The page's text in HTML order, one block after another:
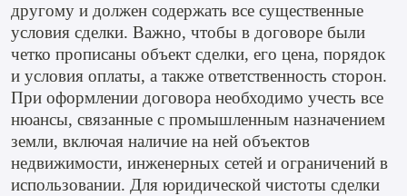
другому и должен содержать все существенные
условия сделки. Важно, чтобы в договоре были
четко прописаны объект сделки, его цена, порядок
и условия оплаты, а также ответственность сторон.
При оформлении договора необходимо учесть все
нюансы, связанные с промышленным назначением
земли, включая наличие на ней объектов
недвижимости, инженерных сетей и ограничений в
использовании. Для юридической чистоты сделки